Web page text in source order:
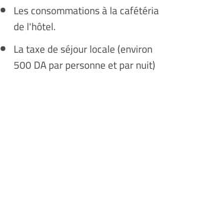
Les consommations à la cafétéria
de l'hôtel.
La taxe de séjour locale (environ
500 DA par personne et par nuit)